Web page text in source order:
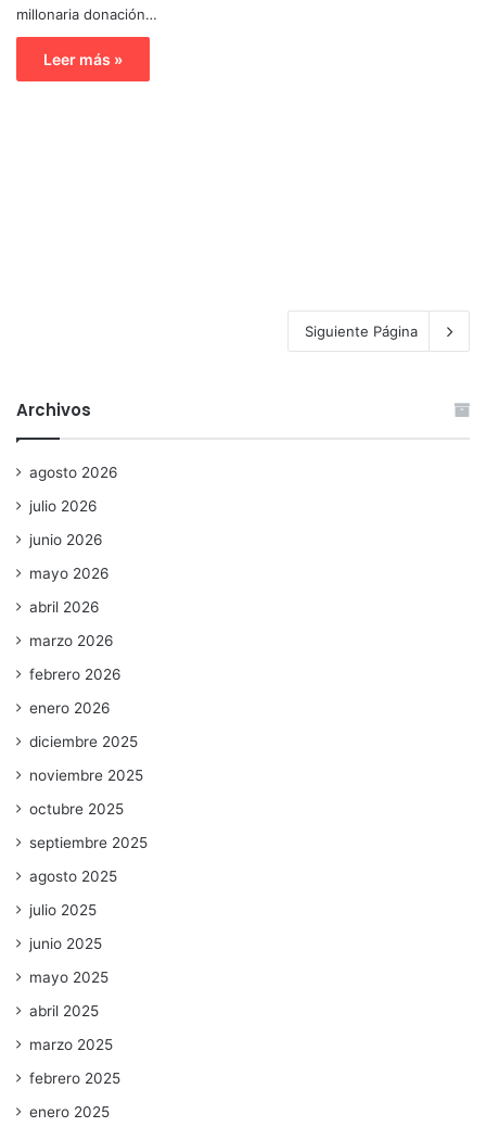
millonaria donación…
Leer más »
Siguiente Página
Archivos
agosto 2026
julio 2026
junio 2026
mayo 2026
abril 2026
marzo 2026
febrero 2026
enero 2026
diciembre 2025
noviembre 2025
octubre 2025
septiembre 2025
agosto 2025
julio 2025
junio 2025
mayo 2025
abril 2025
marzo 2025
febrero 2025
enero 2025